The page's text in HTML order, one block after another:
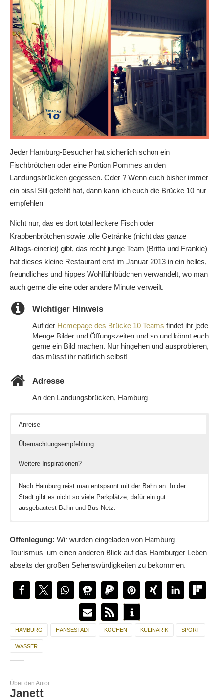
Jeder Hamburg-Besucher hat sicherlich schon ein
Fischbrötchen oder eine Portion Pommes an den
Landungsbrücken gegessen. Oder ? Wenn euch bisher immer
ein bissl Stil gefehlt hat, dann kann ich euch die Brücke 10 nur
empfehlen.
Nicht nur, das es dort total leckere Fisch oder
Krabbenbrötchen sowie tolle Getränke (nicht das ganze
Alltags-einerlei) gibt, das recht junge Team (Britta und Frankie)
hat dieses kleine Restaurant erst im Januar 2013 in ein helles,
freundliches und hippes Wohlfühlbüdchen verwandelt, wo man
auch gerne die eine oder andere Minute verweilt.
Wichtiger Hinweis
Auf der Homepage des Brücke 10 Teams findet ihr jede
Menge Bilder und Öffungszeiten und so und könnt euch
gerne ein Bild machen. Nur hingehen und ausprobieren,
das müsst ihr natürlich selbst!
Adresse
An den Landungsbrücken, Hamburg
Anreise
Übernachtungsempfehlung
Weitere Inspirationen?
Nach Hamburg reist man entspannt mit der Bahn an. In der
Stadt gibt es nicht so viele Parkplätze, dafür ein gut
ausgebautest Bahn und Bus-Netz.
ist sehr modern und bietet ein tolles Frühstück sowie eine
hat – schreibt sie hier.
Sarah hat gleich mehrere Bericht über Hamburg
geschrieben
Hamburg-Kanutour
Offenlegung: Wir wurden eingeladen von Hamburg
Tourismus, um einen anderen Blick auf das Hamburger Leben
abseits der großen Sehenswürdigkeiten zu bekommen.
HAMBURG HANSESTADT KOCHEN KULINARIK SPORT
WASSER
Über den Autor
Janett